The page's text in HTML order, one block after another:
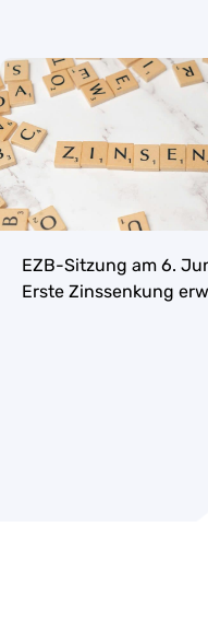
EZB-Sitzung am 6.
Erste Zinssenkung